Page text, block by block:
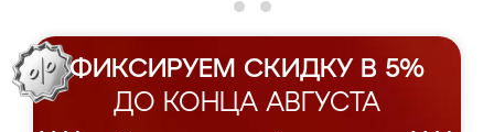
ФИКСИРУЕМ СКИДКУ В 5%
ДО КОНЦА АВГУСТА